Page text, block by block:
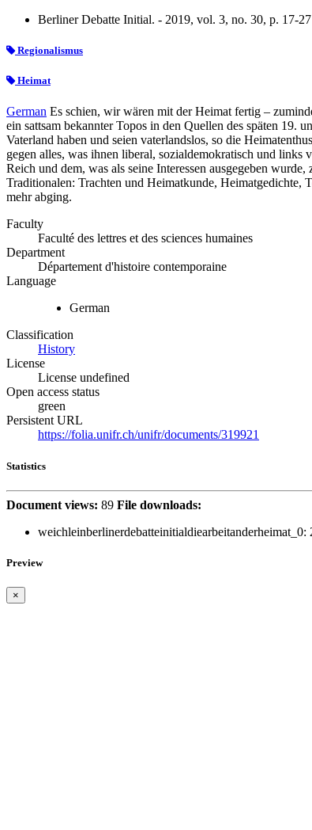
Berliner Debatte Initial. - 2019, vol. 3, no. 30, p. 17-27
Regionalismus
Heimat
German Es schien, wir wären mit der Heimat fertig –
ein sattsam bekannter Topos in den Quellen des späten 19.
Vaterland haben und seien vaterlandslos, so die
gegen alles, was ihnen liberal, sozialdemokratisch und
Reich und dem, was als seine Interessen ausgegeben
Traditionalen: Trachten und Heimatkunde, Heimatgedichte,
mehr abging.
Faculty
Faculté des lettres et des sciences humaines
Department
Département d'histoire contemporaine
Language
German
Classification
History
License
License undefined
Open access status
green
Persistent URL
https://folia.unifr.ch/unifr/documents/319921
Statistics
Document views: 89 File downloads:
weichleinberlinerdebatteinitialdiearbeitanderheimat_0:
Preview
×